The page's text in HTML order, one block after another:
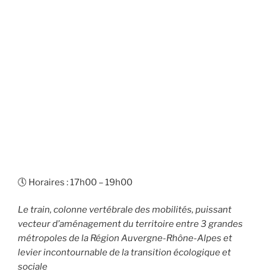
🕔 Horaires : 17h00 – 19h00
Le train, colonne vertébrale des mobilités, puissant
vecteur d’aménagement du territoire entre 3 grandes
métropoles de la Région Auvergne-Rhône-Alpes et
levier incontournable de la transition écologique et
sociale